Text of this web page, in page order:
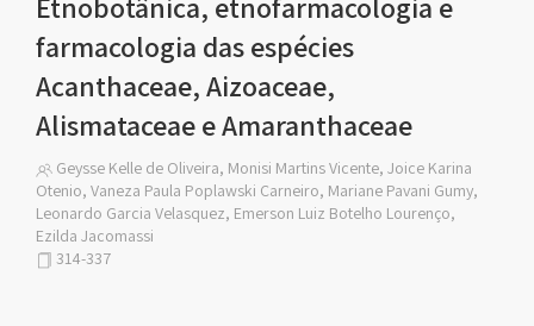
farmacologia das espécies
Acanthaceae, Aizoaceae,
Alismataceae e Amaranthaceae
Geysse Kelle de Oliveira, Monisi Martins Vicente, Joice Karina
Otenio, Vaneza Paula Poplawski Carneiro, Mariane Pavani Gumy,
Leonardo Garcia Velasquez, Emerson Luiz Botelho Lourenço,
Ezilda Jacomassi
314-337